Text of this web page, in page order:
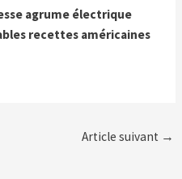
agrume électrique
recettes américaines
Article suivant →